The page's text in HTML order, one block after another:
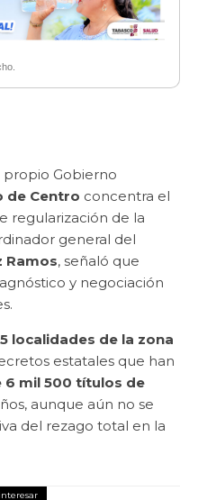
propio Gobierno
de Centro concentra el
regularización de la
general del
Ramos, señaló que
y negociación
localidades de la zona
estatales que han
6 mil 500 títulos de
aunque aún no se
del rezago total en la